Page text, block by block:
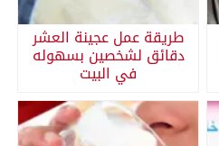
طريقة عمل عجينة العشر
دقائق لشخصين بسهوله
في البيت